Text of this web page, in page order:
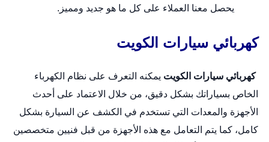
يحصل معنا العملاء على كل ما هو جديد ومميز.
كهربائي سيارات الكويت
كهربائي سيارات الكويت يمكنه التعرف على نظام الكهرباء
الخاص بسياراتك بشكل دقيق، من خلال الاعتماد على أحدث
الأجهزة والمعدات التي تستخدم في الكشف عن السيارة بشكل
كامل، كما يتم التعامل مع هذه الأجهزة من قبل فنيين متخصصين